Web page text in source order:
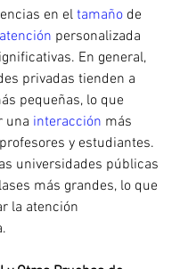
en el
tamaño de
atención personalizada
En general,
privadas tienden a
pequeñas, lo que
una interacción más
y estudiantes.
universidades públicas
más grandes, lo que
la atención